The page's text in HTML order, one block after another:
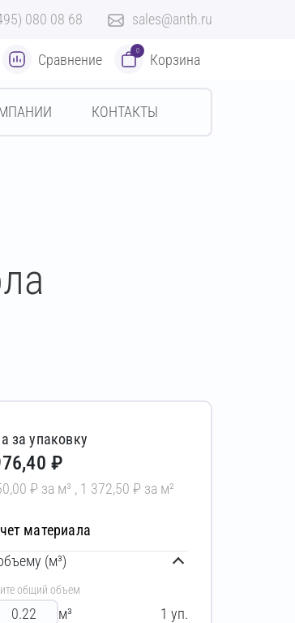
080 08 68 sales@anth.ru
Сравнение
0
Корзина
КОНТАКТЫ
за упаковку
₽
₽ за м³ , 1 372,50 ₽ за м²
материала
(м³)
общий объем
м³ 1 уп.